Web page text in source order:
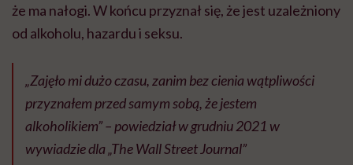
że ma nałogi. W końcu przyznał się, że jest uzależniony
od alkoholu, hazardu i seksu.
„Zajęło mi dużo czasu, zanim bez cienia wątpliwości
przyznałem przed samym sobą, że jestem
alkoholikiem” – powiedział w grudniu 2021 w
wywiadzie dla„The Wall Street Journal”